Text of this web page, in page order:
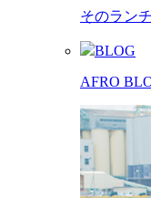
そのラン
BLOG
AFRO